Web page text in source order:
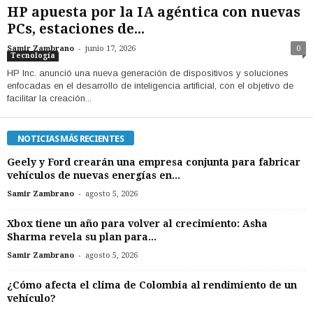
HP apuesta por la IA agéntica con nuevas
PCs, estaciones de...
Samir Zambrano - junio 17, 2026 0
Tecnología
HP Inc. anunció una nueva generación de dispositivos y soluciones
enfocadas en el desarrollo de inteligencia artificial, con el objetivo de
facilitar la creación...
NOTICIAS MÁS RECIENTES
Geely y Ford crearán una empresa conjunta para fabricar
vehículos de nuevas energías en...
Samir Zambrano - agosto 5, 2026
Xbox tiene un año para volver al crecimiento: Asha
Sharma revela su plan para...
Samir Zambrano - agosto 5, 2026
¿Cómo afecta el clima de Colombia al rendimiento de un
vehículo?